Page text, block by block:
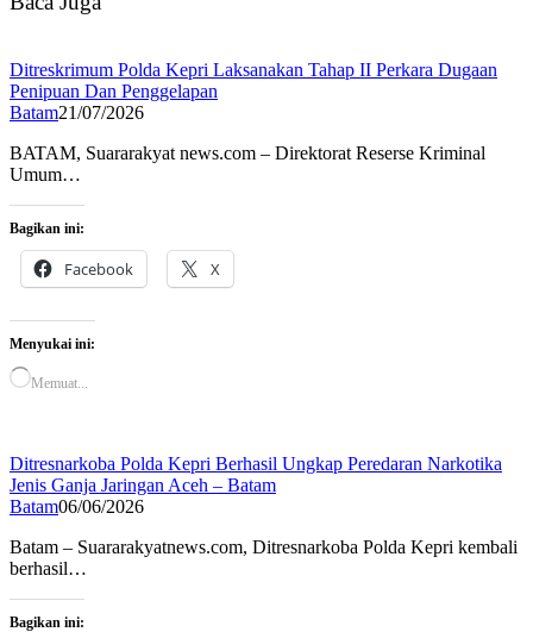
Ditreskrimum Polda Kepri Laksanakan Tahap II Perkara Dugaan
Penipuan Dan Penggelapan
Batam21/07/2026
BATAM, Suararakyat news.com – Direktorat Reserse Kriminal
Umum…
Bagikan ini:
Facebook X
Menyukai ini:
Memuat...
Ditresnarkoba Polda Kepri Berhasil Ungkap Peredaran Narkotika
Jenis Ganja Jaringan Aceh – Batam
Batam06/06/2026
Batam – Suararakyatnews.com, Ditresnarkoba Polda Kepri kembali
berhasil…
Bagikan ini: